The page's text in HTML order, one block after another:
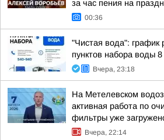
за час пения на
00:36
"Чистая вода":
пунктов набора воды 8
Вчера, 23:18
На Метелевском
активная работа по
фильтры уже
Вчера, 22:14